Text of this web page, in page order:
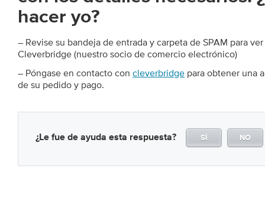
hacer yo?
– Revise su bandeja de entrada y carpeta de SPAM para
Cleverbridge (nuestro socio de comercio electrónico)
– Póngase en contacto con cleverbridge para obtener una
de su pedido y pago.
¿Le fue de ayuda esta respuesta? SÍ NO